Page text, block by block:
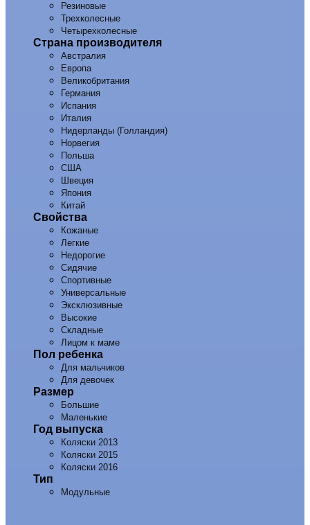
Резиновые
Трехколесные
Четырехколесные
Страна производителя
Австралия
Европа
Великобритания
Германия
Испания
Италия
Нидерланды (Голландия)
Норвегия
Польша
США
Швеция
Япония
Китай
Свойства
Кожаные
Легкие
Недорогие
Сидячие
Спортивные
Универсальные
Эксклюзивные
Высокие
Складные
Лицом к маме
Пол ребенка
Для мальчиков
Для девочек
Размер
Большие
Маленькие
Год выпуска
Коляски 2013
Коляски 2015
Коляски 2016
Тип
Модульные